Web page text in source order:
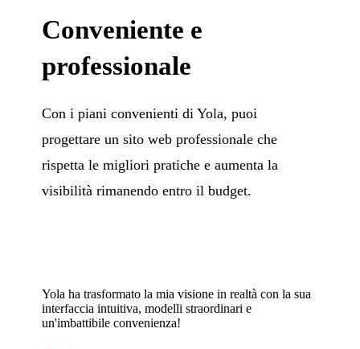
Conveniente e
professionale
Con i piani convenienti di Yola, puoi
progettare un sito web professionale che
rispetta le migliori pratiche e aumenta la
visibilità rimanendo entro il budget.
Yola ha trasformato la mia visione in realtà con la sua
interfaccia intuitiva, modelli straordinari e
un'imbattibile convenienza!